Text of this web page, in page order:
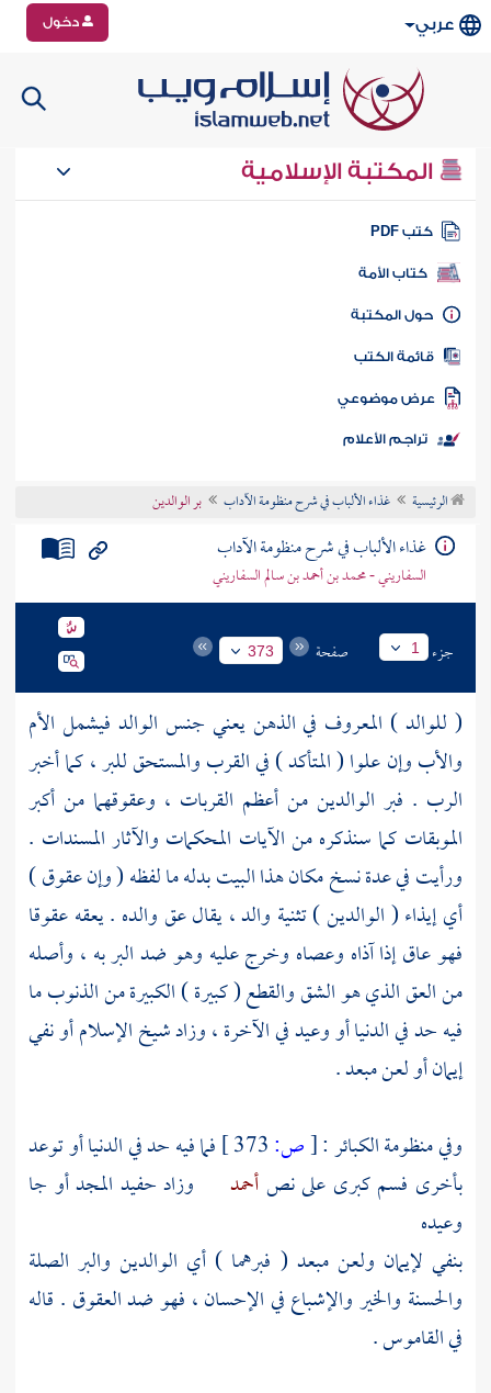
عربي دخول
المكتبة الإسلامية
كتب PDF
كتاب الأمة
المكتبة
الكتب
موضوعي
تراجم الأعلام
الرئيسية غذاء الألباب في شرح منظومة الآداب بر الوالدين
غذاء الألباب في شرح منظومة الآداب
السفاريني - محمد بن أحمد بن سالم السفاريني
جزء 1 صفحة 373
( للوالد ) المعروف في الذهن يعني جنس الوالد فيشمل الأم
والأب وإن علوا ( المتأكد ) في القرب والمستحق للبر ، كما أخبر
الرب . فبر الوالدين من أعظم القربات ، وعقوقهما من أكبر
الموبقات كما سنذكره من الآيات المحكمات والآثار المسندات .
ورأيت في عدة نسخ مكان هذا البيت بدله ما لفظه ( وإن عقوق )
أي إيذاء ( الوالدين ) تثنية والد ، يقال عق والده . يعقه عقوقا
فهو عاق إذا آذاه وعصاه وخرج عليه وهو ضد البر به ، وأصله
من العق الذي هو الشق والقطع ( كبيرة ) الكبيرة من الذنوب ما
فيه حد في الدنيا أو وعيد في الآخرة ، وزاد شيخ الإسلام أو نفي
إيمان أو لعن مبعد .
وفي منظومة الكبائر :[ص:
فما فيه حد في الدنيا أو توعد
بأخرى فسم كبرى على نصأحمد وزادحفيد المجدأو جا
وعيده
بنفي لإيمان ولعن مبعد ( فبرهما ) أي الوالدين والبر الصلة
والحسنة والخير والإشباع في الإحسان ، فهو ضد العقوق . قاله
في القاموس .